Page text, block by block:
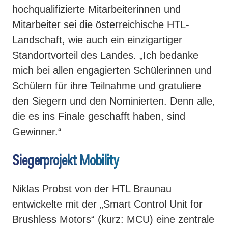
hochqualifizierte Mitarbeiterinnen und
Mitarbeiter sei die österreichische HTL-
Landschaft, wie auch ein einzigartiger
Standortvorteil des Landes. „Ich bedanke
mich bei allen engagierten Schülerinnen und
Schülern für ihre Teilnahme und gratuliere
den Siegern und den Nominierten. Denn alle,
die es ins Finale geschafft haben, sind
Gewinner.“
Siegerprojekt Mobility
Niklas Probst von der HTL Braunau
entwickelte mit der „Smart Control Unit for
Brushless Motors“ (kurz: MCU) eine zentrale